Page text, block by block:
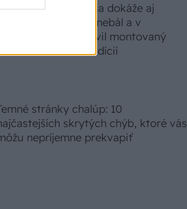
motorovou pílou sa dokáže aj
podpísať. Slovák sa nebál a v
Čičmanoch si postavil montovaný
v duchu tradícií
stránky chalúp: 10
skrytých chýb, ktoré vás
nepríjemne prekvapiť